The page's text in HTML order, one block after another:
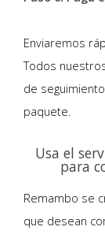
Enviaremos
Todos
de
paquete.
Usa el
para
Remambo se
que desean